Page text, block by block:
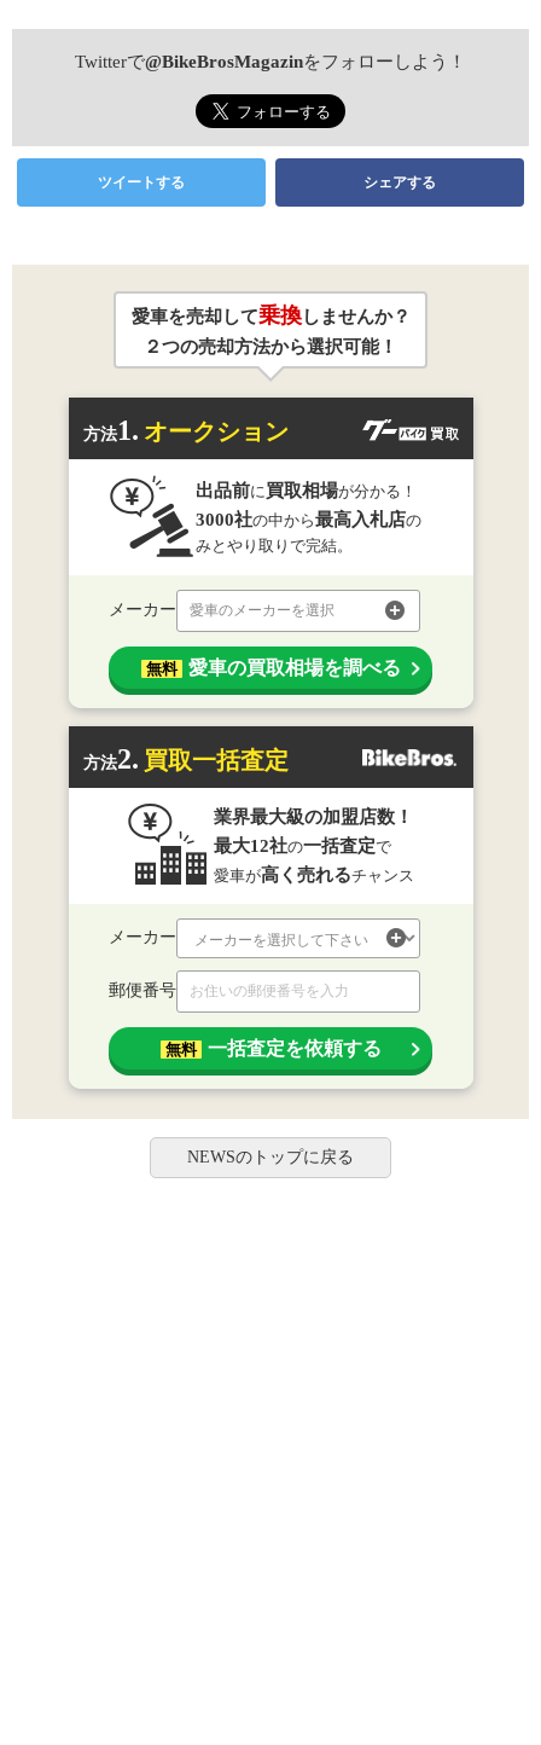
Twitterで@BikeBrosMagazinをフォローしよう！
ツイートする シェアする
愛車を売却して乗換しませんか？
２つの売却方法から選択可能！
方法1. オークション
出品前に 買取相場が分かる！
3000社の中から最高入札店の
みとやり取りで完結。
メーカー 愛車のメーカーを選択
無料 愛車の買取相場を調べる
方法2. 買取一括査定
業界最大級の加盟店数！
最大12社の一括査定で
愛車が高く売れるチャンス
メーカー
郵便番号
無料 一括査定を依頼する
NEWSのトップに戻る